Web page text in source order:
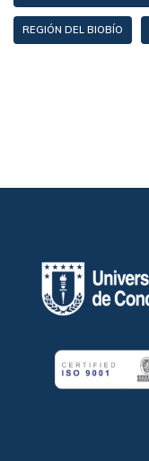
REGIÓN DEL BIOBÍO